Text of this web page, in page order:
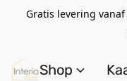
Gratis levering
Shop